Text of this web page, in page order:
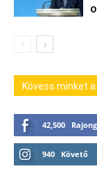
Kövess minket
42,500
940 Követő